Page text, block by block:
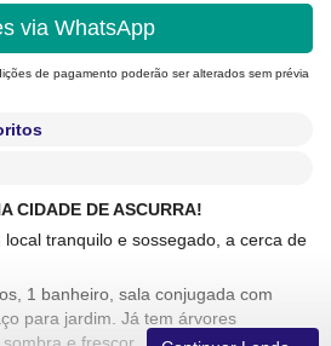
via WhatsApp
de pagamento poderão ser alterados sem prévia
CIDADE DE ASCURRA!
tranquilo e sossegado, a cerca de
1 banheiro, sala conjugada com
para jardim. Já tem árvores